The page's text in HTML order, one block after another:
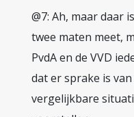
@7: Ah, maar daar
twee maten meet,
PvdA en de VVD
dat er sprake is
vergelijkbare